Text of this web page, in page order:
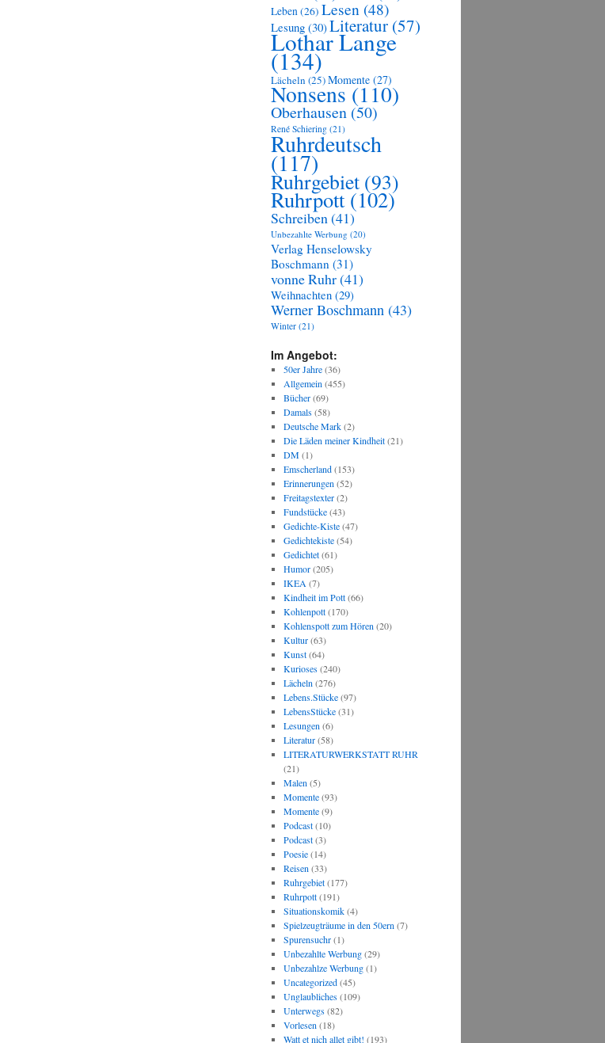
Leben(26) Lesen (48)
Lesung (30)Literatur (57)
Lothar Lange
(134)
Lächeln (25)Momente (27)
Nonsens(110)
Oberhausen (50)
René Schiering (21)
Ruhrdeutsch
(117)
Ruhrgebiet (93)
Ruhrpott(102)
Schreiben(41)
Unbezahlte Werbung (20)
Verlag Henselowsky
Boschmann (31)
vonne Ruhr(41)
Weihnachten (29)
Werner Boschmann (43)
Winter (21)
Im Angebot:
50er Jahre(36)
Allgemein(455)
Bücher(69)
Damals(58)
Deutsche Mark(2)
Die Läden meiner Kindheit(21)
DM(1)
Emscherland(153)
Erinnerungen(52)
Freitagstexter(2)
Fundstücke(43)
Gedichte-Kiste(47)
Gedichtekiste(54)
Gedichtet(61)
Humor(205)
IKEA(7)
Kindheit im Pott(66)
Kohlenpott(170)
Kohlenspott zum Hören(20)
Kultur(63)
Kunst(64)
Kurioses(240)
Lächeln(276)
Lebens.Stücke(97)
LebensStücke(31)
Lesungen(6)
Literatur(58)
LITERATURWERKSTATT RUHR
(21)
Malen(5)
Momente(93)
Momente(9)
Podcast(10)
Podcast(3)
Poesie(14)
Reisen(33)
Ruhrgebiet(177)
Ruhrpott(191)
Situationskomik(4)
Spielzeugträume in den 50ern(7)
Spurensuchr(1)
Unbezahlte Werbung(29)
Unbezahlze Werbung(1)
Uncategorized(45)
Unglaubliches(109)
Unterwegs(82)
Vorlesen(18)
Watt et nich allet gibt! (193)